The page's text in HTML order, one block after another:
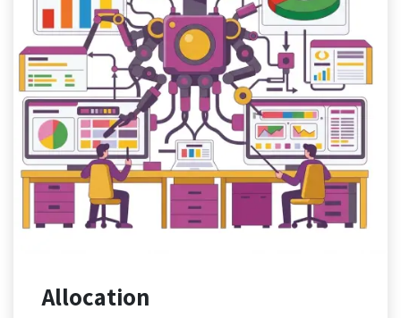
Allocation